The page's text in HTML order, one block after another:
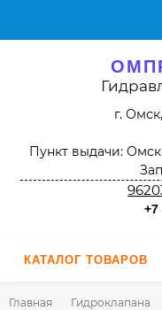
г.
Пункт выдачи:
+7
КАТАЛОГ ТОВАРОВ
Главная Гидроклапана